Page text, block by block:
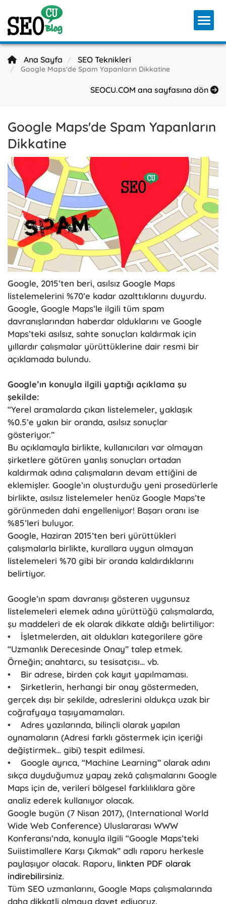
Ana Sayfa SEO Teknikleri
Google Maps'de Spam Yapanların Dikkatine
SEOCU.COM ana sayfasına dön
Google Maps'de Spam Yapanların
Dikkatine
Google, 2015’ten beri, asılsız Google Maps
listelemelerini %70’e kadar azalttıklarını duyurdu.
Google, Google Maps’le ilgili tüm spam
davranışlarından haberdar olduklarını ve Google
Maps’teki asılsız, sahte sonuçları kaldırmak için
yıllardır çalışmalar yürüttüklerine dair resmi bir
açıklamada bulundu.
Google’ın konuyla ilgili yaptığı açıklama şu
şekilde:
“Yerel aramalarda çıkan listelemeler, yaklaşık
%0.5’e yakın bir oranda, asılsız sonuçlar
gösteriyor.”
Bu açıklamayla birlikte, kullanıcıları var olmayan
şirketlere götüren yanlış sonuçları ortadan
kaldırmak adına çalışmaların devam ettiğini de
eklemişler. Google’ın oluşturduğu yeni prosedürlerle
birlikte, asılsız listelemeler henüz Google Maps’te
görünmeden dahi engelleniyor! Başarı oranı ise
%85’leri buluyor.
Google, Haziran 2015’ten beri yürüttükleri
çalışmalarla birlikte, kurallara uygun olmayan
listelemeleri %70 gibi bir oranda kaldırdıklarını
belirtiyor.
Google’ın spam davranışı gösteren uygunsuz
listelemeleri elemek adına yürüttüğü çalışmalarda,
şu maddeleri de ek olarak dikkate aldığı belirtiliyor:
• İşletmelerden, ait oldukları kategorilere göre
“Uzmanlık Derecesinde Onay” talep etmek.
Örneğin; anahtarcı, su tesisatçısı… vb.
• Bir adrese, birden çok kayıt yapılmaması.
• Şirketlerin, herhangi bir onay göstermeden,
gerçek dışı bir şekilde, adreslerini oldukça uzak bir
coğrafyaya taşıyamamaları.
• Adres yazılarında, bilinçli olarak yapılan
oynamaların (Adresi farklı göstermek için içeriği
değiştirmek… gibi) tespit edilmesi.
• Google ayrıca, “Machine Learning” olarak adını
sıkça duyduğumuz yapay zekâ çalışmalarını Google
Maps için de, verileri bölgesel farklılıklara göre
analiz ederek kullanıyor olacak.
Google bugün (7 Nisan 2017), (International World
Wide Web Conference) Uluslararası WWW
Konferansı’nda, konuyla ilgili “Google Maps’teki
Suiistimallere Karşı Çıkmak” adlı raporu herkesle
paylaşıyor olacak. Raporu, linkten PDF olarak
indirebilirsiniz.
Tüm SEO uzmanlarını, Google Maps çalışmalarında
daha dikkatli olmaya davet ediyoruz.